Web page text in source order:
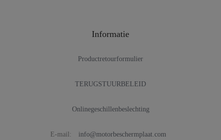
Informatie
Productretourformulier
TERUGSTUURBELEID
Onlinegeschillenbeslechting
E-mail: info@motorbeschermplaat.com